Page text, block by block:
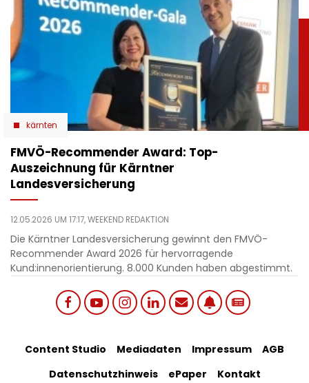
kärnten
​FMVÖ-Recommender Award: Top-
Auszeichnung für Kärntner
Landesversicherung
12.05.2026 UM 17:17,WEEKEND REDAKTION
Die Kärntner Landesversicherung gewinnt den FMVÖ-
Recommender Award 2026 für hervorragende
Kund:innenorientierung. 8.000 Kunden haben abgestimmt.
links
Footer
Content Studio Mediadaten Impressum
AGB
Datenschutzhinweis
ePaper Kontakt